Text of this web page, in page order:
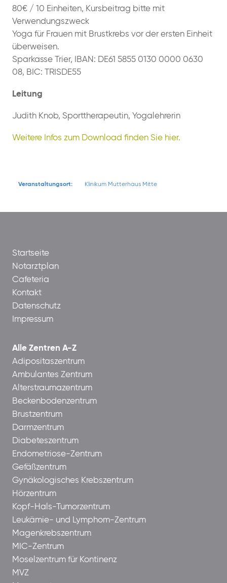
80€ / 10 Einheiten, Kursbeitrag bitte mit
Verwendungszweck
Yoga für Frauen mit Brustkrebs vor der ersten Einheit
überweisen.
Sparkasse Trier, IBAN: DE61 5855 0130 0000 0630
08, BIC: TRISDE55
Leitung
Judith Knob, Sporttherapeutin, Yogalehrerin
Weitere Infos zum Download finden Sie hier.
Veranstaltungsort: Klinikum Mutterhaus Mitte
Startseite
Notarztplan
Cafeteria
Kontakt
Datenschutz
Impressum
Alle Zentren A-Z
Adipositaszentrum
Ambulantes Zentrum
Alterstraumazentrum
Beckenbodenzentrum
Brustzentrum
Darmzentrum
Diabeteszentrum
Endometriose-Zentrum
Gefäßzentrum
Gynäkologisches Krebszentrum
Hörzentrum
Kopf-Hals-Tumorzentrum
Leukämie- und Lymphom-Zentrum
Magenkrebszentrum
MIC-Zentrum
Moselzentrum für Kontinenz
MVZ